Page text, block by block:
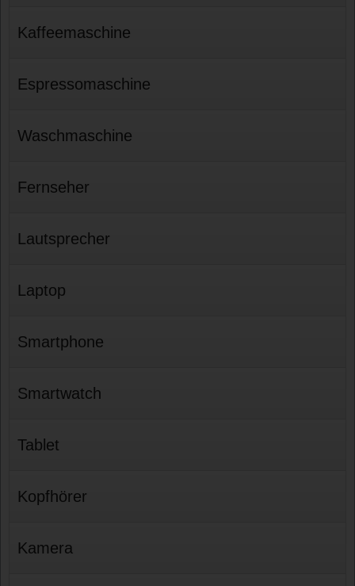
Kaffeemaschine
Espressomaschine
Waschmaschine
Fernseher
Lautsprecher
Laptop
Smartphone
Smartwatch
Tablet
Kopfhörer
Kamera